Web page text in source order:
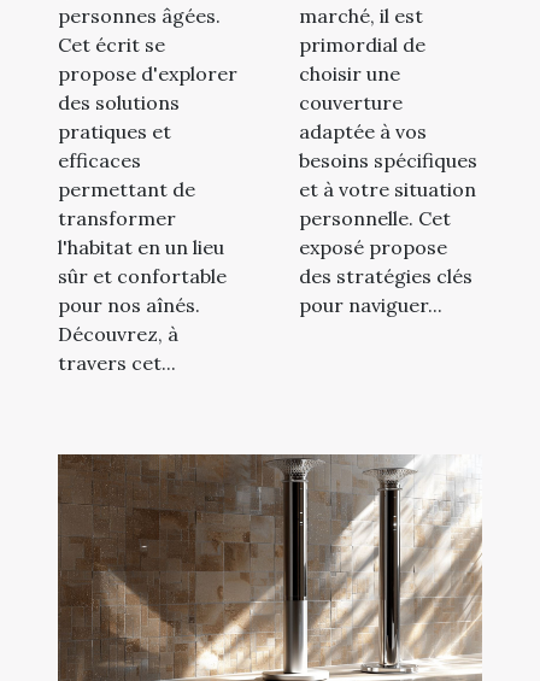
personnes âgées.
Cet écrit se
propose d'explorer
des solutions
pratiques et
efficaces
permettant de
transformer
l'habitat en un lieu
sûr et confortable
pour nos aînés.
Découvrez, à
travers cet...
marché, il est
primordial de
choisir une
couverture
adaptée à vos
besoins spécifiques
et à votre situation
personnelle. Cet
exposé propose
des stratégies clés
pour naviguer...